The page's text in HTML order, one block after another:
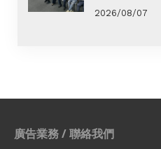
2026/08/07
廣告業務 / 聯絡我們